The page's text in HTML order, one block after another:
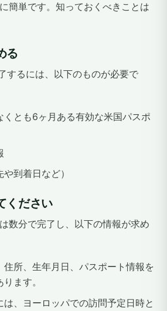
簡単です。知っておくべきことは
る
するには、以下のものが必要で
くとも6ヶ月ある有効な米国パスポ
到着日など）
ください
数分で完了し、以下の情報が求め
住所、生年月日、パスポート情報を
ます。
は、ヨーロッパでの訪問予定日時と